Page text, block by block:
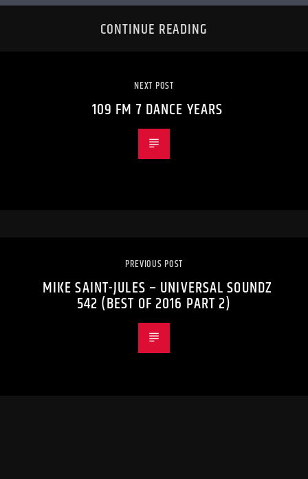
CONTINUE READING
NEXT POST
109 FM 7 DANCE YEARS
PREVIOUS POST
MIKE SAINT-JULES – UNIVERSAL SOUNDZ
542 (BEST OF 2016 PART 2)